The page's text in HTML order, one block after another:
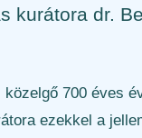
kurátora dr.
700 éves
ezekkel a